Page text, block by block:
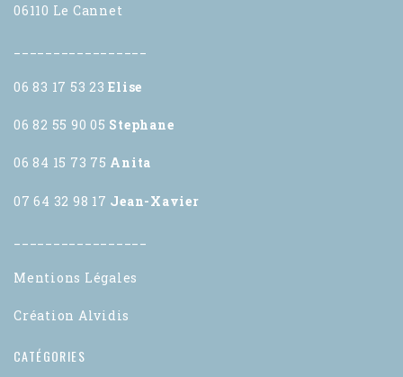
06110 Le Cannet
06 83 17 53 23Elise
06 82 55 90 05 Stephane
06 84 15 73 75 Anita
07 64 32 98 17 Jean-Xavier
Mentions Légales
Création Alvidis
CATÉGORIES